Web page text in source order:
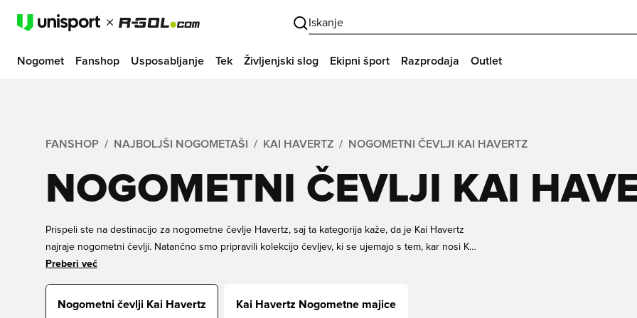
Iskanje
Nogomet Fanshop Usposabljanje Tek Življenjski slog Ekipni šport Razprodaja Outlet
FANSHOP NAJBOLJŠI NOGOMETAŠI KAI HAVERTZ NOGOMETNI ČEVLJI KAI HAVERTZ
NOGOMETNI ČEVLJI KAI
Prispeli ste na destinacijo za nogometne čevlje Havertz, saj ta kategorija kaže, da je Kai Havertz
najraje nogometni čevlji. Natančno smo pripravili kolekcijo čevljev, ki se ujemajo s tem, kar nosi Kai
Havertz, ko stopi na igrišče. Ne glede na to, ali iščete doseganje golov, kot je Havertz, ali
Izboljšajte svojo igro z Unisportom še danes in sprostite svojega notranjega Kai Havertza!
Preberi več
Nogometni čevlji Kai Havertz Kai Havertz Nogometne majice